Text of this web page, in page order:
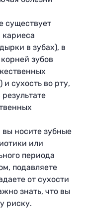
существует
в зубах), в
зубов
сухость во рту,
вы носите зубные
или
периода
подавляете
от сухости
знать, что вы
риску.